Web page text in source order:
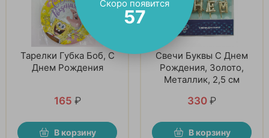
Тарелки Губка Боб, С
Днем Рождения
165 ₽
В корзину
Свечи Буквы С Днем
Рождения, Золото,
Металлик, 2,5 см
330 ₽
В корзину
Скоро появится
56